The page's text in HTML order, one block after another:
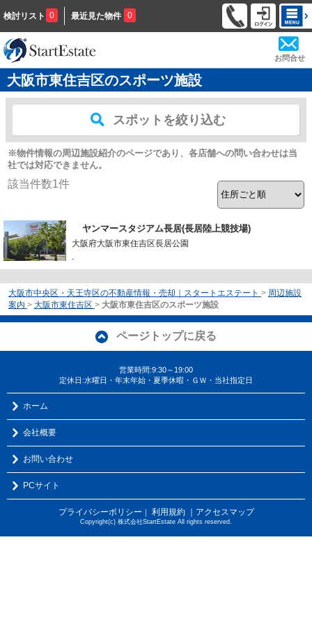
検討リスト 0 最近見た物件 0
お問合せ
大阪市東住吉区のスポーツ施設
スポットを絞り込む
※物件情報の周辺施設紹介のページであり、各店舗への問い合わせは当
社では対応できません。
該当件数1件
ヤンマースタジアム長居(長居陸上競技場)
大阪府大阪市東住吉区長居公園
-
大阪市中央区・天王寺区の不動産情報・売却｜スタートエステート > 周辺施設
案内 > 大阪市東住吉区 > 大阪市東住吉区のスポーツ施設
ページトップに戻る
営業時間:9:30～19:00
定休日:水曜日・年末年始・夏季休暇・ＧＷ・当社指定日
ホーム
会社概要
お問い合わせ
PCサイト
プライバシーポリシー ｜ 利用規約 ｜アクセスマップ
Copyright(c) 株式会社StartEstate All rights reserved.